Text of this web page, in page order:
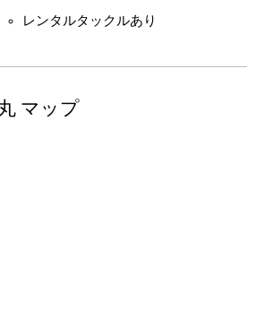
レンタルタックルあり
マップ